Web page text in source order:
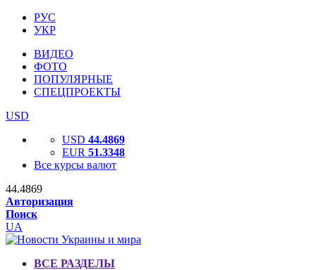
РУС
УКР
ВИДЕО
ФОТО
ПОПУЛЯРНЫЕ
СПЕЦПРОЕКТЫ
USD
USD 44.4869
EUR 51.3348
Все курсы валют
44.4869
Авторизация
Поиск
UA
ВСЕ РАЗДЕЛЫ